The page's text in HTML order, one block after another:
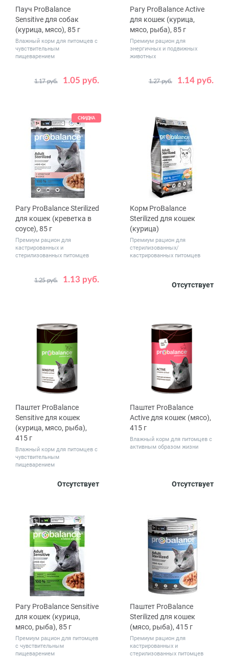
Пауч ProBalance
Sensitive для собак
(курица, мясо), 85 г
Влажный корм для питомцев с
чувствительным
пищеварением
1.05 руб.
1.17 руб.
Количество
1 28
Рагу ProBalance Active
для кошек (курица,
мясо, рыба), 85 г
Премиум рацион для
энергичных и подвижных
животных
1.14 руб.
1.27 руб.
Количество
1 28
СКИДКА
Рагу ProBalance Sterilized
для кошек (креветка в
соусе), 85 г
Премиум рацион для
кастрированных и
стерилизованных питомцев
1.13 руб.
1.25 руб.
Количество
1 28
Корм ProBalance
Sterilized для кошек
(курица)
Премиум рацион для
стерилизованных/
кастрированных питомцев
Отсутствует
1.8 10
Паштет ProBalance
Sensitive для кошек
(курица, мясо, рыба),
415 г
Влажный корм для питомцев с
чувствительным
пищеварением
Отсутствует
Паштет ProBalance
Active для кошек (мясо),
415 г
Влажный корм для питомцев с
активным образом жизни
Отсутствует
Рагу ProBalance Sensitive
для кошек (курица,
мясо, рыба), 85 г
Премиум рацион для питомцев
с чувствительным
пищеварением
Паштет ProBalance
Sterilized для кошек
(мясо, рыба), 415 г
Премиум рацион для
кастрированных и
стерилизованных питомцев